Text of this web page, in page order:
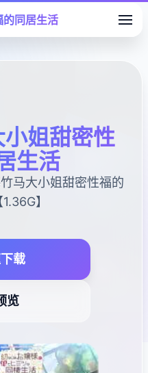
的同居生活
姐甜密性
生活
马大小姐甜密性福的
】
载
览